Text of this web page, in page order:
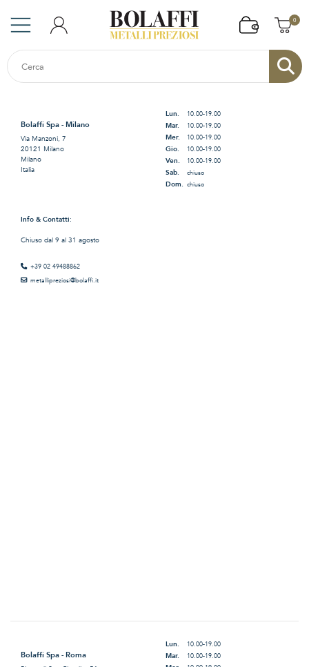
0
Bolaffi Spa - Milano
Via Manzoni, 7
20121 Milano
Milano
Italia
Lun. 10.00-19.00
Mar. 10.00-19.00
Mer. 10.00-19.00
Gio. 10.00-19.00
Ven. 10.00-19.00
Sab. chiuso
Dom. chiuso
Info & Contatti:
Chiuso dal 9 al 31 agosto
+39 02 49488862
metallipreziosi@bolaffi.it
Bolaffi Spa - Roma
Lun. 10.00-19.00
Mar. 10.00-19.00